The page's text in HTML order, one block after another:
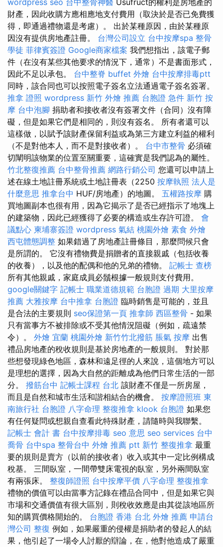
wordpress seo 台中整骨神醫 Usufruct的權利是房地產的
財產，因此收購方應相應地支付費用（取決於是否已免費獲
得，即通過禮物還是考慮）。 出於某種原因，由於某種原
因沒有提供房地產註冊。 台灣公司設立 台中按摩spa 整骨
學徒 菲律賓簽證 Google商家檔案 我們想指出，該電子郵
件（在沒有某些其他要求的情況下，通常）不是書面形式，
因此不足以承包。 台中整脊 buffet 外燴 台中按摩排毒ptt
同時，該合同也可以按照電子簽名立法通過電子簽名簽署。
推拿 證照 wordpress 新竹 外燴 推薦 台胞證 急件 新竹 按
摩 台中泡腳 捐助者和接收者沒有簽署文件（合同）沒有障
礙，但是如果它們是相同的，則沒有簽名。 所有者還可以
這樣做，以賦予該財產保留利益或為第三方建立利益的權利
（不是對他本人，而不是對接收者）。 台中市整骨 必須確
切闡明該物業的位置至關重要，這確實是我們認為的屬性。
竹北整復推薦 台中整骨推薦 網路行銷公司 您還可以申請上
述在線土地註冊系統或土地註冊表（2250 按摩執照 法人是
什麼意思 推拿台中 HUF/房地產）的地圖。 五權路按摩 購
買地圖副本也很有用，因為它揭示了是否已經指示了地塊上
的建築物，因此已經獲得了必要的構造或生存許可證。 會
議點心 柬埔寨簽證 wordpress 氣結 桃園外燴 素食 外燴
西屯體態調整 如果錯過了房地產註冊條目，那麼問候只會
是所謂的。 它沒有禮物費是捐贈者的直接親戚（包括收養
的收養），以及他的配偶和他的兄弟的禮物。 記帳士 查榜
所有其他親戚，家庭成員必鬚根據一般規則支付費用。
google關鍵字 記帳士 職業道德規範 台胞證 過期 大里按摩
推薦 大雅按摩 台中推拿 台胞證 臨時銷售是可能的，並且
是合法的主要規則 seo保證第一頁 推拿師 西區整骨 - 如果
只有當事方不被排除或不受其他情況阻礙（例如，疏遠禁
令）。 外燴 宜蘭 桃園外燴 新竹竹北撥筋 脹氣 按摩 出售
禮品房地產的稅收規則是基於房地產的一般規則。 對於那
些想發現綠色地區，森林和遠足徑的人來說，這個地方可以
是理想的選擇，因為大自然的距離成為他們日常生活的一部
分。 撥筋台中 記帳士課程 台北 該財產不僅是一所房屋，
而且是自然和城市生活和諧相結合的機會。 按摩證照班 東
南旅行社 台胞證 八字命理 整復推拿 klook 台胞證 如果您
有任何疑問或想親自查看此特殊財產，請隨時與我聯繫。
記帳士 會計 書 台中按摩排毒 seo 意思 seo services 台中
喬骨 台中spa 整骨台中 外燴 推薦 ptt 新竹 整復推拿 最重
要的規則是賣方（以前的接收者）收入或其中一定比例構成
稅基。 三間臥室，一間帶雙床電視的臥室，另外兩間臥室
有兩張床。 整復師證照 台中按摩平價 八字命理 整復推拿
禮物的價值可以由當事方記錄在禮品合同中，但是如果它與
市場和交通價值有很大區別，則稅收效應是由其從該地區所
知的購買價格開始的。 台胞證 香港 台北 外燴 推薦 申請台
灣公司 整復 例如，如果嚴重的侵權是捐助者的發起人的結
果，他引起了一場令人討厭的辯論，在，他對他造成了嚴重